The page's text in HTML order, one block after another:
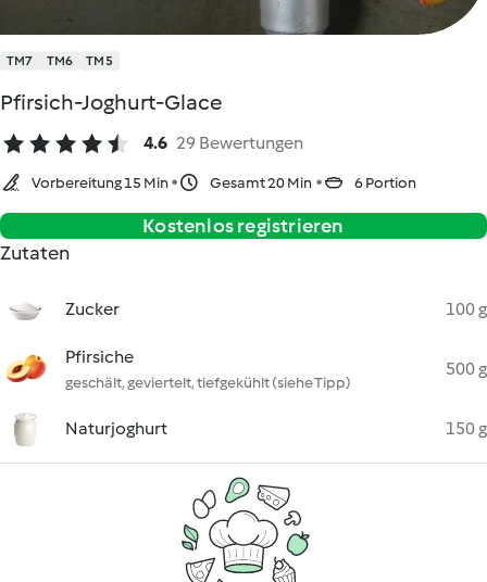
TM7 TM6 TM5
Pfirsich-Joghurt-Glace
4.6 29 Bewertungen
Vorbereitung 15 Min Gesamt 20 Min 6 Portion
Kostenlos registrieren
Zutaten
Zucker 100 g
Pfirsiche
geschält, geviertelt, tiefgekühlt (siehe Tipp)
500 g
Naturjoghurt 150 g